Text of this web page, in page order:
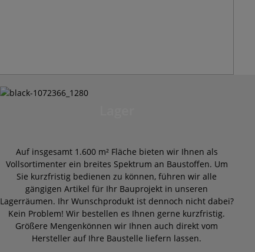
Auf insgesamt 1.600 m² Fläche bieten wir Ihnen als
Vollsortimenter ein breites Spektrum an Baustoffen. Um
Sie kurzfristig bedienen zu können, führen wir alle
gängigen Artikel für Ihr Bauprojekt in unseren
Lagerräumen. Ihr Wunschprodukt ist dennoch nicht dabei?
Kein Problem! Wir bestellen es Ihnen gerne kurzfristig.
Größere Mengenkönnen wir Ihnen auch direkt vom
Hersteller auf Ihre Baustelle liefern lassen.